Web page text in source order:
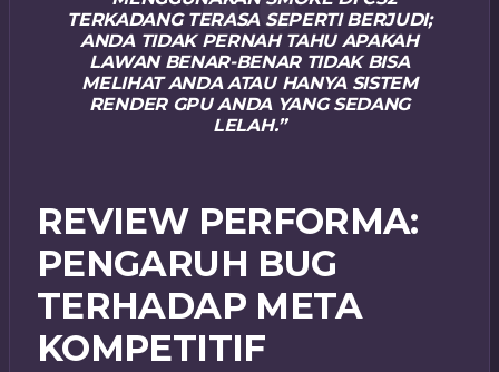
TERKADANG TERASA SEPERTI BERJUDI;
ANDA TIDAK PERNAH TAHU APAKAH
LAWAN BENAR-BENAR TIDAK BISA
MELIHAT ANDA ATAU HANYA SISTEM
RENDER GPU ANDA YANG SEDANG
LELAH.”
REVIEW PERFORMA:
PENGARUH BUG
TERHADAP META
KOMPETITIF